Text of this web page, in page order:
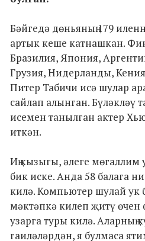
Бәйгедә дөньяның 179
артык кеше катнашкан.
Бразилия, Япония,
Грузия, Нидерланды,
Питер Табичи исә шулар
сайлап алынган. Бүләкләү
исемен танылган актер
иткән.
Иң кызыгы, әлеге мөгаллим
бик иске. Анда 58 балага
килә. Компьютер шулай ук
мәктәпкә килеп җитү
узарга туры килә. Аларның
гаиләләрдән, я булмаса